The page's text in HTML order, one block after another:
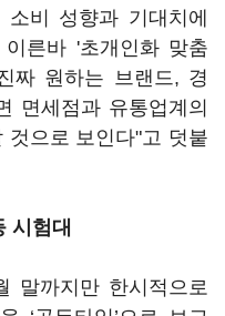
비 성향과 기대치에
른바 '초개인화 맞춤
짜 원하는 브랜드, 경
면세점과 유통업계의
것으로 보인다"고 덧붙
시험대
말까지만 한시적으로